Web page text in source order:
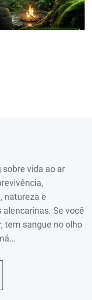
vida ao ar
natureza e
Se você
tem sangue no olho